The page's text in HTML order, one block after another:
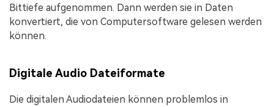
Bittiefe aufgenommen. Dann werden sie in Daten
konvertiert, die von Computersoftware gelesen werden
können.
Digitale Audio Dateiformate
Die digitalen Audiodateien können problemlos in